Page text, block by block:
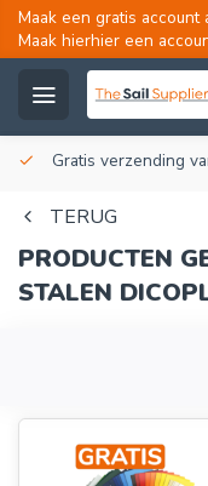
Maak een gratis
Maak hierhier een
Gratis verzending
TERUG
PRODUCTEN
STALEN